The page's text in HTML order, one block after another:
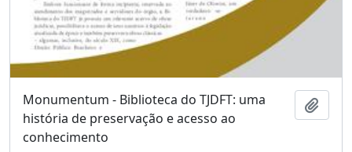
Monumentum - Biblioteca do TJDFT: uma
história de preservação e acesso ao
conhecimento